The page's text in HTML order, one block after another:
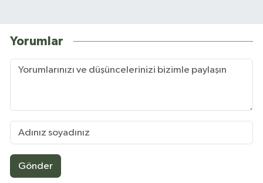
Yorumlar
Gönder